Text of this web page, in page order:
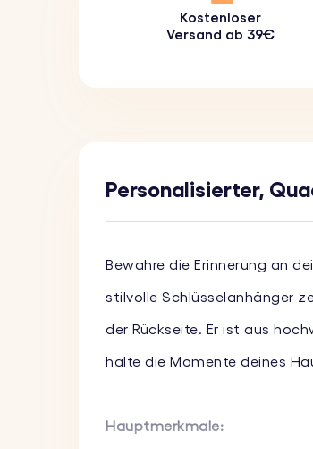
Kostenloser
Versand ab 39€
Personalisierter,
Bewahre die Erinnerung an
stilvolle Schlüsselanhänger
der Rückseite. Er ist aus
halte die Momente deines
Hauptmerkmale: